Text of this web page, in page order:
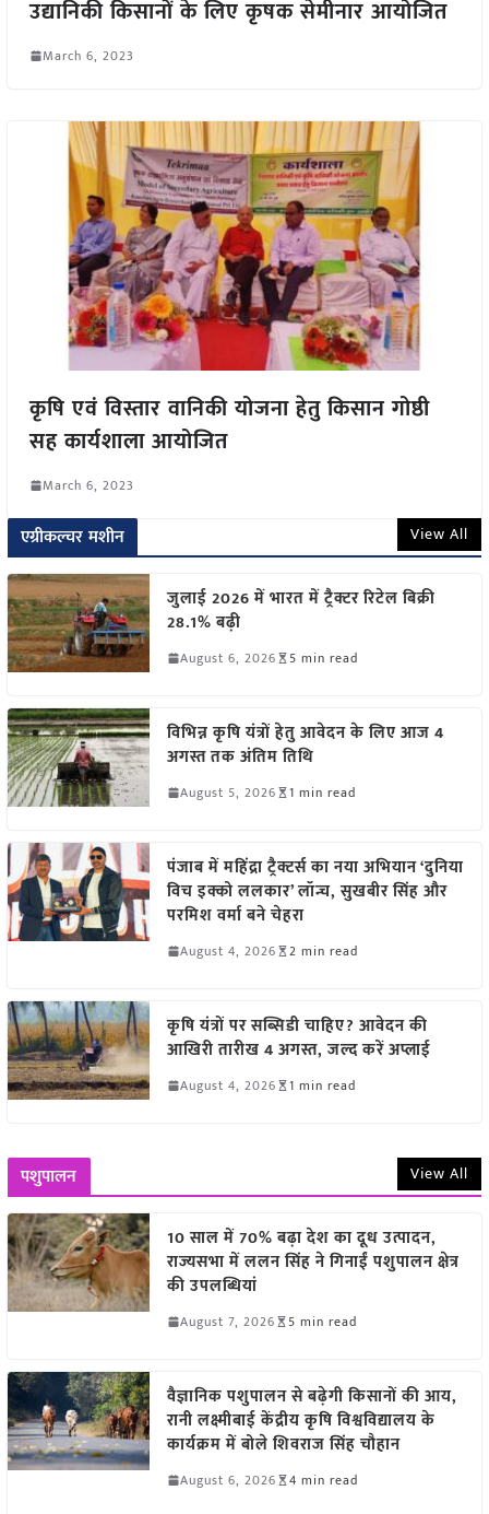
उद्यानिकी किसानों के लिए कृषक सेमीनार आयोजित
March 6, 2023
कृषि एवं विस्तार वानिकी योजना हेतु किसान गोष्ठी
सह कार्यशाला आयोजित
March 6, 2023
एग्रीकल्चर मशीन View All
जुलाई 2026 में भारत में ट्रैक्टर रिटेल बिक्री
28.1% बढ़ी
August 6, 2026 5 min read
विभिन्न कृषि यंत्रों हेतु आवेदन के लिए आज 4
अगस्त तक अंतिम तिथि
August 5, 2026 1 min read
पंजाब में महिंद्रा ट्रैक्टर्स का नया अभियान ‘दुनिया
विच इक्को ललकार’ लॉन्च, सुखबीर सिंह और
परमिश वर्मा बने चेहरा
August 4, 2026 2 min read
कृषि यंत्रों पर सब्सिडी चाहिए? आवेदन की
आखिरी तारीख 4 अगस्त, जल्द करें अप्लाई
August 4, 2026 1 min read
पशुपालन View All
10 साल में 70% बढ़ा देश का दूध उत्पादन,
राज्यसभा में ललन सिंह ने गिनाईं पशुपालन क्षेत्र
की उपलब्धियां
August 7, 2026 5 min read
वैज्ञानिक पशुपालन से बढ़ेगी किसानों की आय,
रानी लक्ष्मीबाई केंद्रीय कृषि विश्वविद्यालय के
कार्यक्रम में बोले शिवराज सिंह चौहान
August 6, 2026 4 min read